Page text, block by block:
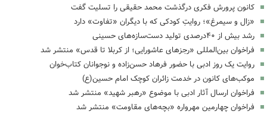
کانون پرورش فکری درگذشت محمد حقیقی را تسلیت گفت
«زال و سیمرغ»؛ روایتِ کودکی که با دیگران «تفاوت» دارد
رشد بیش از ۴۰درصدی تولید دست‌سازه‌های حسینی
فراخوان بین‌المللی «رجزهای عاشورایی؛ از کربلا تا قدس» منتشر شد
روایت یک روز ادبی با حضور فرهاد حسن‌زاده و نوجوانان کتاب‌خوان
موکب‌های کانون در خدمت زائران کوچک امام حسین(ع)
فراخوان ارسال آثار ادبی با موضوع «رهبر شهید» منتشر شد
فراخوان چهارمین مهرواره «بچه‌های مقاومت» منتشر شد